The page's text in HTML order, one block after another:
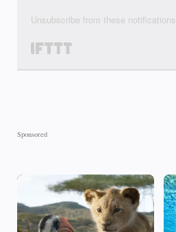
Unsubscribe from these notifications